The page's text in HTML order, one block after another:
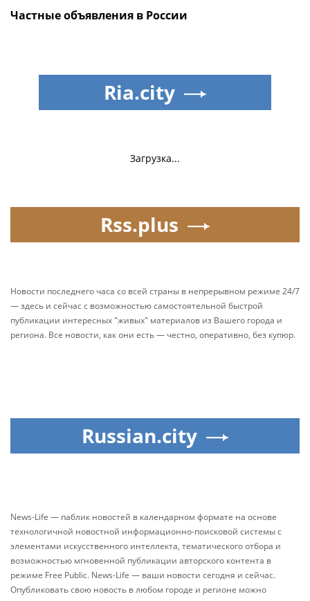
Частные объявления в России
Загрузка...
Ria.city
Rss.plus
Новости последнего часа со всей страны в непрерывном режиме 24/7
— здесь и сейчас с возможностью самостоятельной быстрой
публикации интересных "живых" материалов из Вашего города и
региона. Все новости, как они есть — честно, оперативно, без купюр.
Russian.city
News-Life — паблик новостей в календарном формате на основе
технологичной новостной информационно-поисковой системы с
элементами искусственного интеллекта, тематического отбора и
возможностью мгновенной публикации авторского контента в
режиме Free Public. News-Life — ваши новости сегодня и сейчас.
Опубликовать свою новость в любом городе и регионе можно